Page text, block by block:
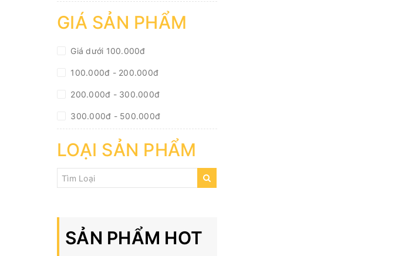
GIÁ SẢN PHẨM
Giá dưới 100.000đ
100.000đ - 200.000đ
200.000đ - 300.000đ
300.000đ - 500.000đ
500.000đ - 1.000.000đ
Giá trên 1.000.000đ
LOẠI SẢN PHẨM
SẢN PHẨM HOT